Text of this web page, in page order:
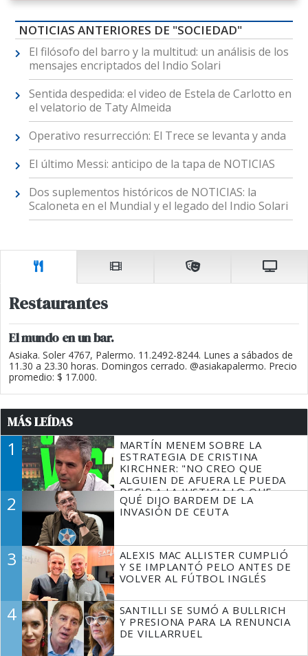
NOTICIAS ANTERIORES DE "SOCIEDAD"
El filósofo del barro y la multitud: un análisis de los
mensajes encriptados del Indio Solari
Sentida despedida: el video de Estela de Carlotto en
el velatorio de Taty Almeida
Operativo resurrección: El Trece se levanta y anda
El último Messi: anticipo de la tapa de NOTICIAS
Dos suplementos históricos de NOTICIAS: la
Scaloneta en el Mundial y el legado del Indio Solari
Restaurantes
El mundo en un bar.
Asiaka. Soler 4767, Palermo. 11.2492-8244. Lunes a sábados de
11.30 a 23.30 horas. Domingos cerrado. @asiakapalermo. Precio
promedio: $ 17.000.
MÁS LEÍDAS
1
MARTÍN MENEM SOBRE LA
ESTRATEGIA DE CRISTINA
KIRCHNER: "NO CREO QUE
ALGUIEN DE AFUERA LE PUEDA
DECIR A LA JUSTICIA LO QUE
TIENE QUE HACER"
2
QUÉ DIJO BARDEM DE LA
INVASIÓN DE CEUTA
3
ALEXIS MAC ALLISTER CUMPLIÓ
Y SE IMPLANTÓ PELO ANTES DE
VOLVER AL FÚTBOL INGLÉS
4
SANTILLI SE SUMÓ A BULLRICH
Y PRESIONA PARA LA RENUNCIA
DE VILLARRUEL